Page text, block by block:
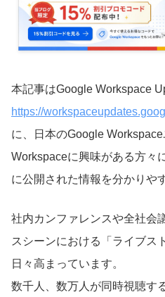
本記事はGoogle Workspace
https://
に、日本のGoogle
Workspaceに興味がある方々
に公開された情報を分かりや
社内カンファレンスや全社会
スシーンにおける「ライブス
日々高まっています。
数千人、数万人が同時視聴す